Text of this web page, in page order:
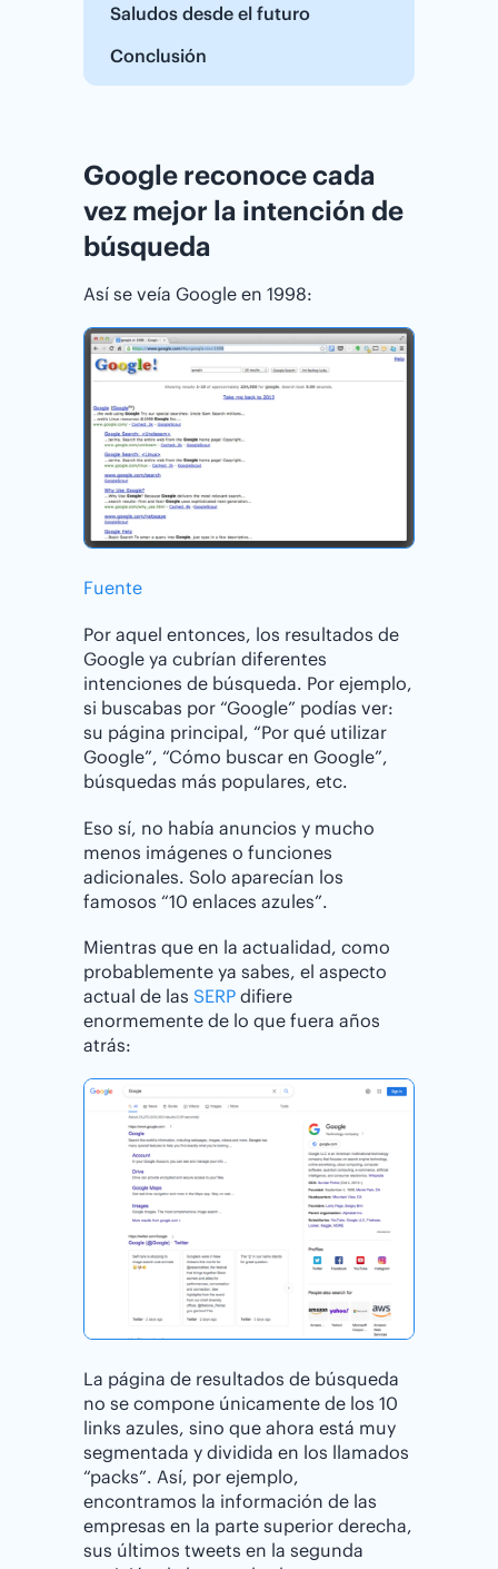
Saludos desde el futuro
Conclusión
Google reconoce cada
vez mejor la intención de
búsqueda
Así se veía Google en 1998:
Fuente
Por aquel entonces, los resultados de
Google ya cubrían diferentes
intenciones de búsqueda. Por ejemplo,
si buscabas por “Google” podías ver:
su página principal, “Por qué utilizar
Google”, “Cómo buscar en Google”,
búsquedas más populares, etc.
Eso sí, no había anuncios y mucho
menos imágenes o funciones
adicionales. Solo aparecían los
famosos “10 enlaces azules”.
Mientras que en la actualidad, como
probablemente ya sabes, el aspecto
actual de las SERP difiere
enormemente de lo que fuera años
atrás:
La página de resultados de búsqueda
no se compone únicamente de los 10
links azules, sino que ahora está muy
segmentada y dividida en los llamados
“packs”. Así, por ejemplo,
encontramos la información de las
empresas en la parte superior derecha,
sus últimos tweets en la segunda